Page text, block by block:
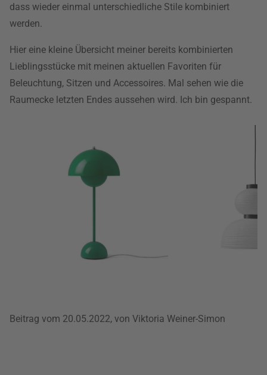
dass wieder einmal unterschiedliche Stile kombiniert
werden.
Hier eine kleine Übersicht meiner bereits kombinierten
Lieblingsstücke mit meinen aktuellen Favoriten für
Beleuchtung, Sitzen und Accessoires. Mal sehen wie die
Raumecke letzten Endes aussehen wird. Ich bin gespannt.
Beitrag vom 20.05.2022, von Viktoria Weiner-Simon